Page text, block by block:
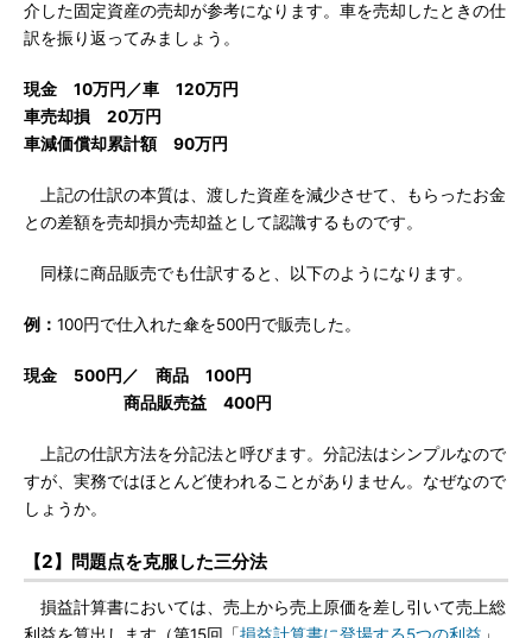
介した固定資産の売却が参考になります。車を売却したときの仕
訳を振り返ってみましょう。
現金 10万円／車 120万円
車売却損 20万円
車減価償却累計額 90万円
上記の仕訳の本質は、渡した資産を減少させて、もらったお金
との差額を売却損か売却益として認識するものです。
同様に商品販売でも仕訳すると、以下のようになります。
例： 100円で仕入れた傘を500円で販売した。
現金 500円／ 商品 100円
商品販売益 400円
上記の仕訳方法を分記法と呼びます。分記法はシンプルなので
すが、実務ではほとんど使われることがありません。なぜなので
しょうか。
【2】問題点を克服した三分法
損益計算書においては、売上から売上原価を差し引いて売上総